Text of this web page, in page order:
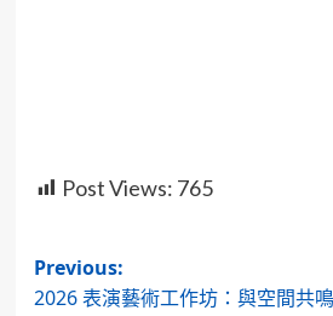
Post Views: 765
Post
Previous:
2026 表演藝術工作坊：與空間共鳴